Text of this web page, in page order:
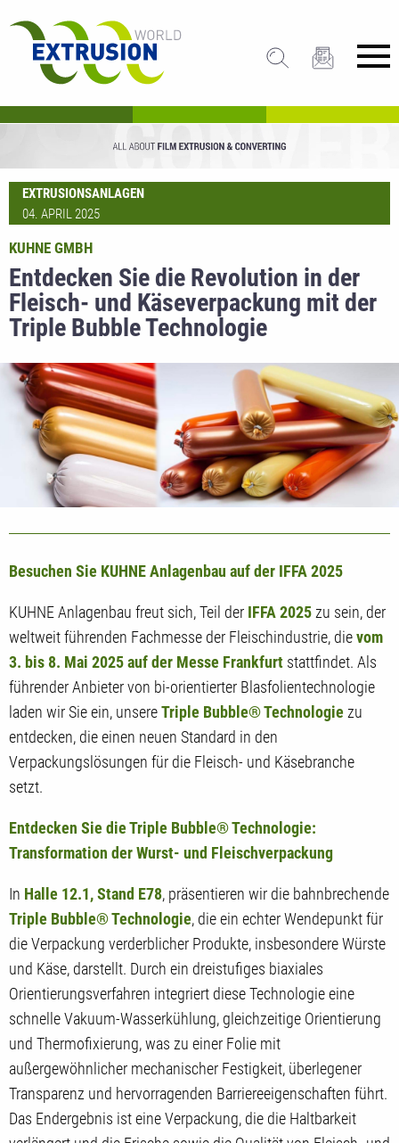
EXTRUSIONSANLAGEN
04. APRIL 2025
Entdecken Sie die Revolution in der
Fleisch- und Käseverpackung mit der
Triple Bubble Technologie
KUHNE GMBH
Besuchen Sie KUHNE Anlagenbau auf der IFFA 2025
KUHNE Anlagenbau freut sich, Teil der IFFA 2025zu sein, der
weltweit führenden Fachmesse der Fleischindustrie, dievom
3. bis 8. Mai 2025 auf der Messe Frankfurt stattfindet. Als
führender Anbieter von bi-orientierter Blasfolientechnologie
laden wir Sie ein, unsereTriple Bubble® Technologie zu
entdecken, die einen neuen Standard in den
Verpackungslösungen für die Fleisch- und Käsebranche
setzt.
Entdecken Sie die Triple Bubble® Technologie:
Transformation der Wurst- und Fleischverpackung
In Halle 12.1, Stand E78, präsentieren wir die bahnbrechende
Triple Bubble® Technologie, die ein echter Wendepunkt für
die Verpackung verderblicher Produkte, insbesondere Würste
und Käse, darstellt. Durch ein dreistufiges biaxiales
Orientierungsverfahren integriert diese Technologie eine
schnelle Vakuum-Wasserkühlung, gleichzeitige Orientierung
und Thermofixierung, was zu einer Folie mit
außergewöhnlicher mechanischer Festigkeit, überlegener
Transparenz und hervorragenden Barriereeigenschaften führt.
Das Endergebnis ist eine Verpackung, die die Haltbarkeit